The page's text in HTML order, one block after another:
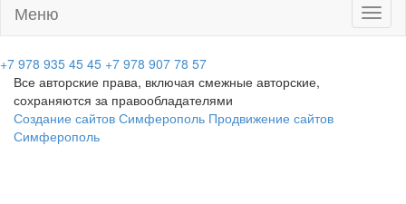
Меню
+7 978 935 45 45 +7 978 907 78 57
Все авторские права, включая смежные авторские,
сохраняются за правообладателями
Создание сайтов Симферополь Продвижение сайтов
Симферополь